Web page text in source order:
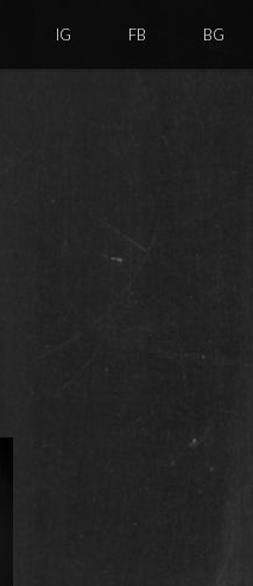
IG FB BG